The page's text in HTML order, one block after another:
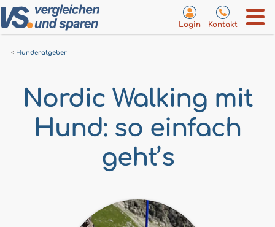
Login Kontakt
Hunderatgeber
Nordic Walking mit
Hund: so einfach
geht’s